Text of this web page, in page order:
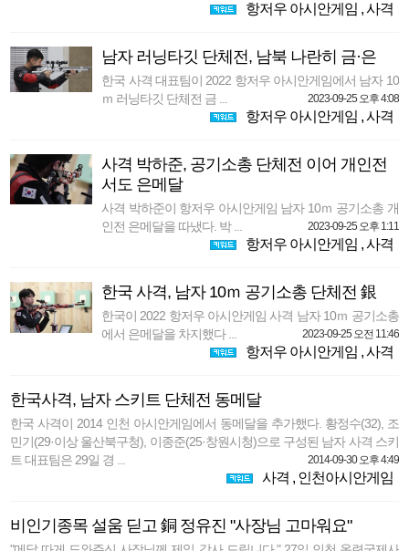
항저우 아시안게임 ,사격
남자 러닝타깃 단체전, 남북 나란히 금·은
한국 사격 대표팀이 2022 항저우 아시안게임에서 남자 10
ｍ 러닝타깃 단체전 금 ...
2023-09-25 오후 4:08
항저우 아시안게임 ,사격
사격 박하준, 공기소총 단체전 이어 개인전
서도 은메달
사격 박하준이 항저우 아시안게임 남자 10ｍ 공기소총 개
인전 은메달을 따냈다. 박 ...
2023-09-25 오후 1:11
항저우 아시안게임 ,사격
한국 사격, 남자 10ｍ 공기소총 단체전 銀
한국이 2022 항저우 아시안게임 사격 남자 10ｍ 공기소총
에서 은메달을 차지했다 ...
2023-09-25 오전 11:46
항저우 아시안게임 ,사격
한국사격, 남자 스키트 단체전 동메달
한국 사격이 2014 인천 아시안게임에서 동메달을 추가했다. 황정수(32), 조
민기(29·이상 울산북구청), 이종준(25·창원시청)으로 구성된 남자 사격 스키
트 대표팀은 29일 경 ...
2014-09-30 오후 4:49
사격 , 인천아시안게임
비인기종목 설움 딛고 銅 정유진 "사장님 고마워요"